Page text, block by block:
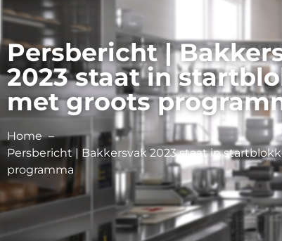
Persbericht |
2023 staat in
met groots
Home
Persbericht | Bakkersvak 2023 staat in
programma